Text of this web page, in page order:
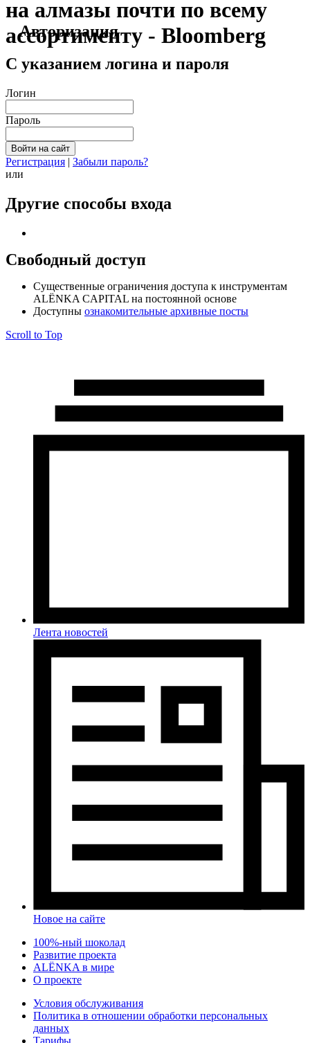
на алмазы почти по всему
ассортименту - Bloomberg
Авторизация
С указанием логина и пароля
Логин
Пароль
Регистрация | Забыли пароль?
или
Другие способы входа
Свободный доступ
Cущественные ограничения доступа к инструментам
ALЁNKA CAPITAL на постоянной основе
Доступны ознакомительные архивные посты
Scroll to Top
Лента новостей
Новое на сайте
100%-ный шоколад
Развитие проекта
ALЁNKA в мире
О проекте
Условия обслуживания
Политика в отношении обработки персональных
данных
Тарифы